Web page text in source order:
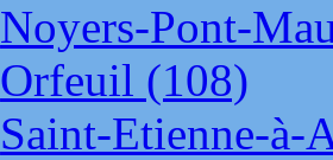
Noyers-Pont-
Orfeuil (108)
Saint-Etienne-à-